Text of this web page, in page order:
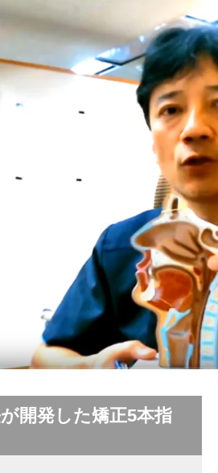
開発した矯正5本指